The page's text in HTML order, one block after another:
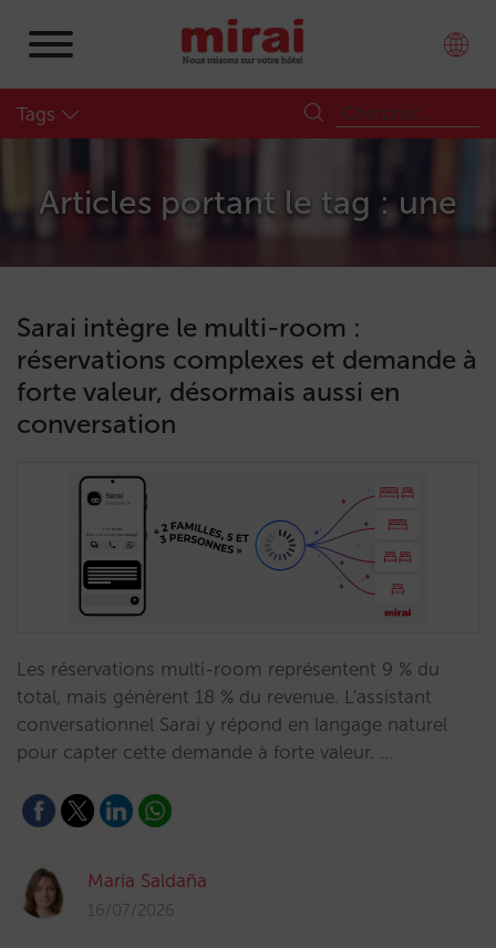
Tags
Articles portant le tag : une
Sarai intègre le multi-room :
réservations complexes et demande à
forte valeur, désormais aussi en
conversation
Les réservations multi-room représentent 9 % du
total, mais génèrent 18 % du revenue. L'assistant
conversationnel Sarai y répond en langage naturel
pour capter cette demande à forte valeur. …
María Saldaña
16/07/2026